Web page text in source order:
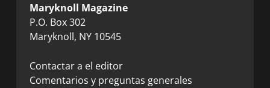
Maryknoll Magazine
P.O. Box 302
Maryknoll, NY 10545
Contactar a el editor
Comentarios y preguntas generales